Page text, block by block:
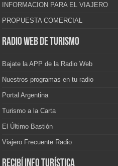
INFORMACION PARA EL VIAJERO
PROPUESTA COMERCIAL
Radio Web de Turismo
Bajate la APP de la Radio Web
Nuestros programas en tu radio
Portal Argentina
Turismo a la Carta
El Último Bastión
Viajero Frecuente Radio
Recibí info turística